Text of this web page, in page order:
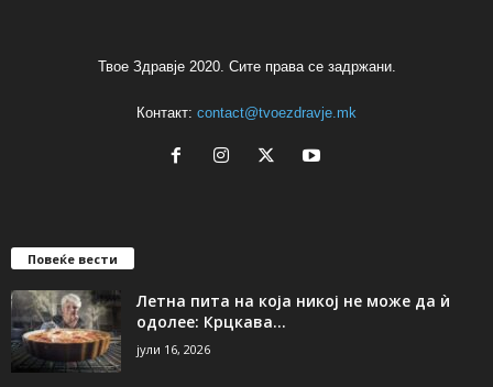
Твое Здравје 2020. Сите права се задржани.
Контакт: contact@tvoezdravje.mk
Повеќе вести
Летна пита на која никој не може да ѝ
одолее: Крцкава...
јули 16, 2026